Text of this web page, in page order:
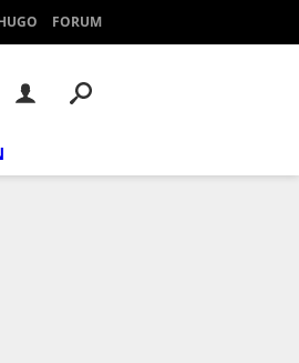
FORUM